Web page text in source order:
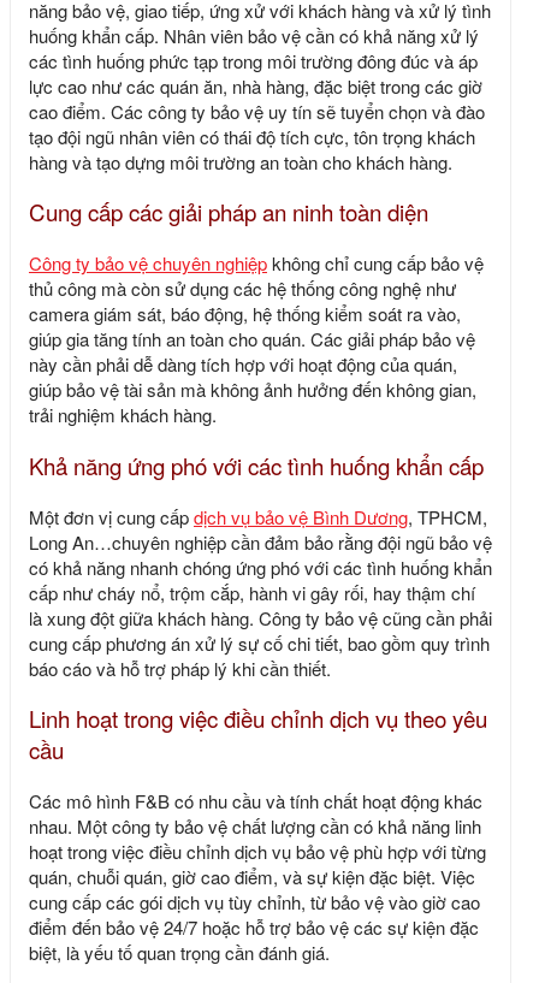
năng bảo vệ, giao tiếp, ứng xử với khách hàng và xử lý tình
huống khẩn cấp. Nhân viên bảo vệ cần có khả năng xử lý
các tình huống phức tạp trong môi trường đông đúc và áp
lực cao như các quán ăn, nhà hàng, đặc biệt trong các giờ
cao điểm. Các công ty bảo vệ uy tín sẽ tuyển chọn và đào
tạo đội ngũ nhân viên có thái độ tích cực, tôn trọng khách
hàng và tạo dựng môi trường an toàn cho khách hàng.
Cung cấp các giải pháp an ninh toàn diện
Công ty bảo vệ chuyên nghiệpkhông chỉ cung cấp bảo vệ
thủ công mà còn sử dụng các hệ thống công nghệ như
camera giám sát, báo động, hệ thống kiểm soát ra vào,
giúp gia tăng tính an toàn cho quán. Các giải pháp bảo vệ
này cần phải dễ dàng tích hợp với hoạt động của quán,
giúp bảo vệ tài sản mà không ảnh hưởng đến không gian,
trải nghiệm khách hàng.
Khả năng ứng phó với các tình huống khẩn cấp
Một đơn vị cung cấpdịch vụ bảo vệ Bình Dương, TPHCM,
Long An…chuyên nghiệp cần đảm bảo rằng đội ngũ bảo vệ
có khả năng nhanh chóng ứng phó với các tình huống khẩn
cấp như cháy nổ, trộm cắp, hành vi gây rối, hay thậm chí
là xung đột giữa khách hàng. Công ty bảo vệ cũng cần phải
cung cấp phương án xử lý sự cố chi tiết, bao gồm quy trình
báo cáo và hỗ trợ pháp lý khi cần thiết.
Linh hoạt trong việc điều chỉnh dịch vụ theo yêu
cầu
Các mô hình F&B có nhu cầu và tính chất hoạt động khác
nhau. Một công ty bảo vệ chất lượng cần có khả năng linh
hoạt trong việc điều chỉnh dịch vụ bảo vệ phù hợp với từng
quán, chuỗi quán, giờ cao điểm, và sự kiện đặc biệt. Việc
cung cấp các gói dịch vụ tùy chỉnh, từ bảo vệ vào giờ cao
điểm đến bảo vệ 24/7 hoặc hỗ trợ bảo vệ các sự kiện đặc
biệt, là yếu tố quan trọng cần đánh giá.